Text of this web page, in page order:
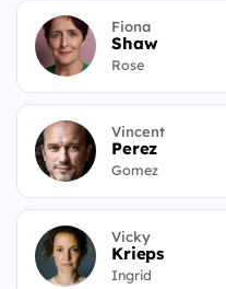
Fiona
Shaw
Rose
Vincent
Perez
Gomez
Vicky
Krieps
Ingrid